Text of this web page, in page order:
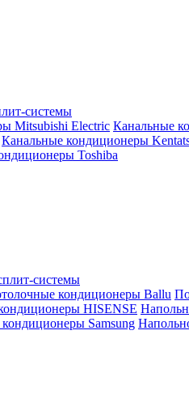
системы
Mitsubishi Electric Канальные
Канальные кондиционеры
Toshiba
системы
кондиционеры Ballu
HISENSE
Samsung